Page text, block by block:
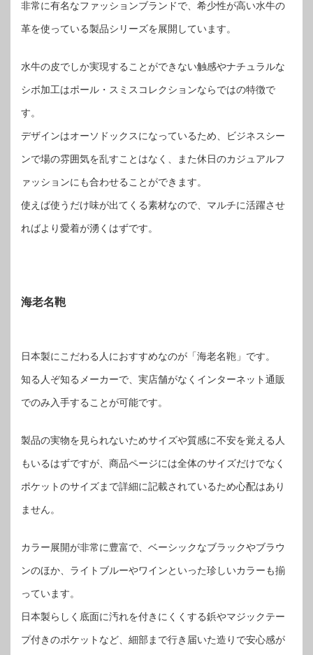
非常に有名なファッションブランドで、希少性が高い水牛の
革を使っている製品シリーズを展開しています。
水牛の皮でしか実現することができない触感やナチュラルな
シボ加工はポール・スミスコレクションならではの特徴で
す。
デザインはオーソドックスになっているため、ビジネスシー
ンで場の雰囲気を乱すことはなく、また休日のカジュアルフ
ァッションにも合わせることができます。
使えば使うだけ味が出てくる素材なので、マルチに活躍させ
ればより愛着が湧くはずです。
海老名鞄
日本製にこだわる人におすすめなのが「海老名鞄」です。
知る人ぞ知るメーカーで、実店舗がなくインターネット通販
でのみ入手することが可能です。
製品の実物を見られないためサイズや質感に不安を覚える人
もいるはずですが、商品ページには全体のサイズだけでなく
ポケットのサイズまで詳細に記載されているため心配はあり
ません。
カラー展開が非常に豊富で、ベーシックなブラックやブラウ
ンのほか、ライトブルーやワインといった珍しいカラーも揃
っています。
日本製らしく底面に汚れを付きにくくする鋲やマジックテー
プ付きのポケットなど、細部まで行き届いた造りで安心感が